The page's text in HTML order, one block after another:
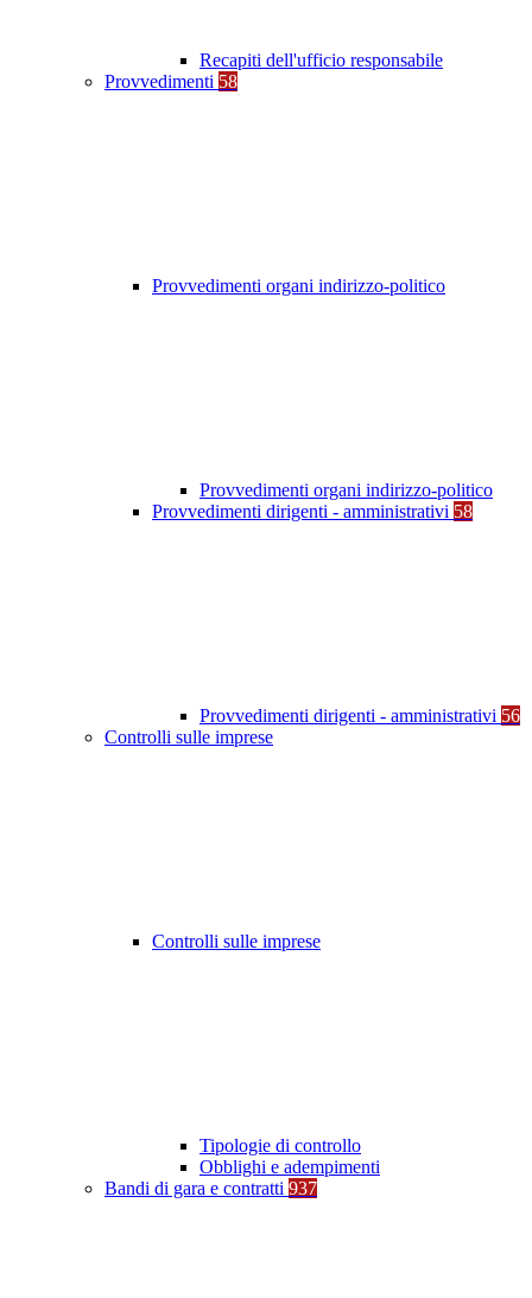
Recapiti dell'ufficio responsabile
Provvedimenti 58
Provvedimenti organi indirizzo-politico
Provvedimenti organi indirizzo-politico
Provvedimenti dirigenti - amministrativi 58
Provvedimenti dirigenti - amministrativi 56
Controlli sulle imprese
Controlli sulle imprese
Tipologie di controllo
Obblighi e adempimenti
Bandi di gara e contratti 937